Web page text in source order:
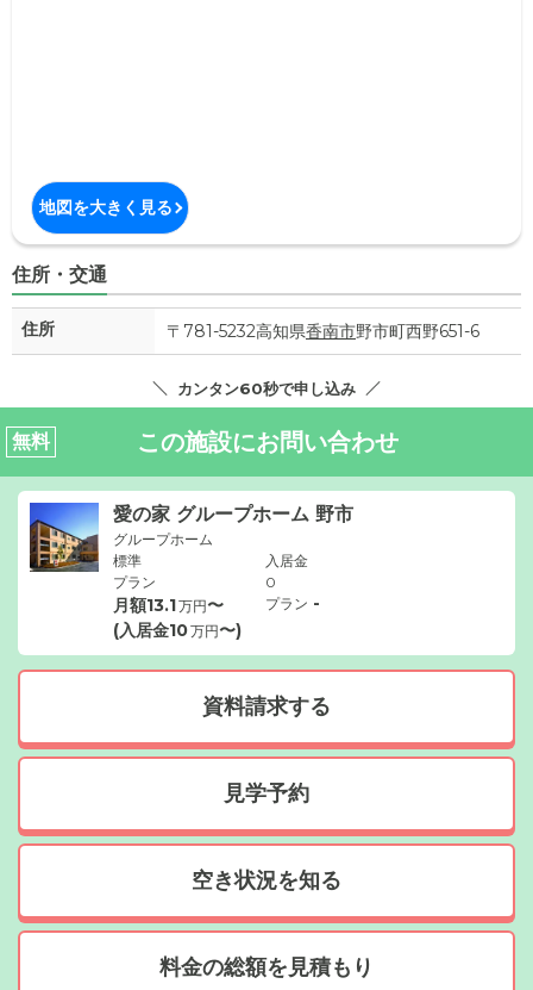
地図を大きく見る
住所・交通
住所 〒781-5232高知県香南市野市町西野651-6
カンタン60秒で申し込み
無料 この施設にお問い合わせ
愛の家 グループホーム 野市
グループホーム
標準
プラン
月額13.1万円〜
(入居金10万円〜)
入居金
0
プラン -
資料請求する
見学予約
空き状況を知る
料金の総額を見積もり